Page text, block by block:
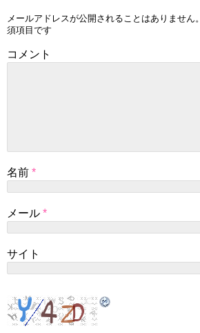
メールアドレスが公開されることはありません。
須項目です
コメント
名前 *
メール *
サイト